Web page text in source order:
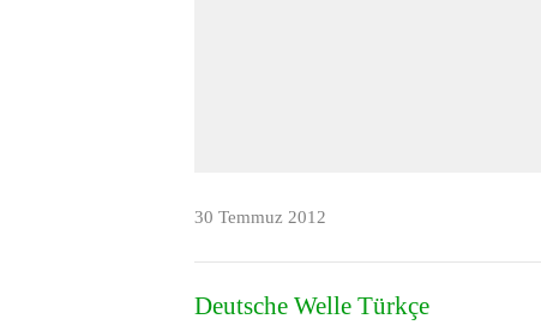
30 Temmuz 2012
Deutsche Welle Türkçe